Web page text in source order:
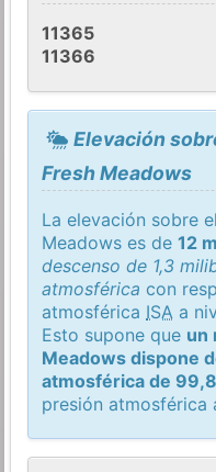
11365
11366
Elevación
Fresh Meadows
La elevación sobre
Meadows es de12
descenso de 1,3
atmosférica con
atmosférica ISA a
Esto supone que un
Meadows dispone
atmosférica de
presión atmosférica